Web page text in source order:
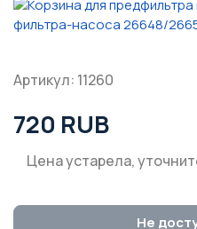
Артикул: 11260
720 RUB
Цена устарела,
Не